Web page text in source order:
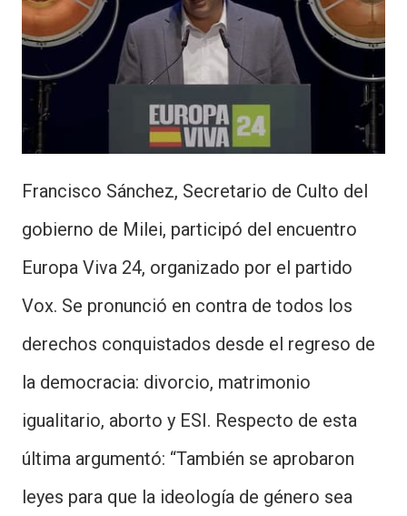
Francisco Sánchez, Secretario de Culto del
gobierno de Milei, participó del encuentro
Europa Viva 24, organizado por el partido
Vox. Se pronunció en contra de todos los
derechos conquistados desde el regreso de
la democracia: divorcio, matrimonio
igualitario, aborto y ESI. Respecto de esta
última argumentó: “También se aprobaron
leyes para que la ideología de género sea